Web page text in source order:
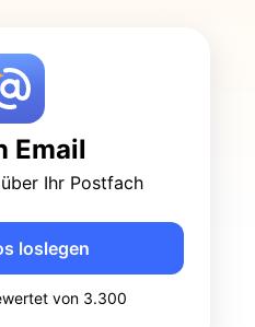
Email
Ihr Postfach
von 3.300
loslegen